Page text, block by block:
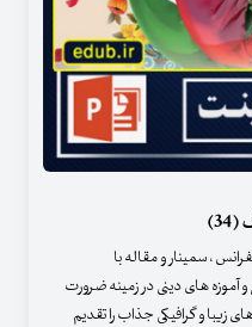
، سمینار و مقاله با
های دینی در زمینه ضرورت
و گرافیکی جذاب را تقدیم